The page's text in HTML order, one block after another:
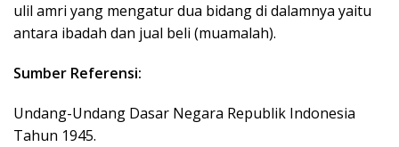
ulil amri yang mengatur dua bidang di dalamnya yaitu
antara ibadah dan jual beli (muamalah).
Sumber Referensi:
Undang-Undang Dasar Negara Republik Indonesia
Tahun 1945.